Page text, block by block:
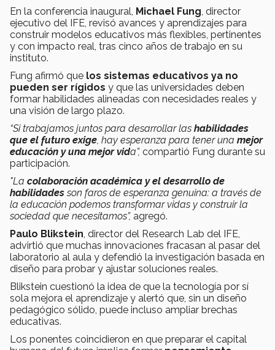
En la conferencia inaugural, Michael Fung, director
ejecutivo del IFE, revisó avances y aprendizajes para
construir modelos educativos más flexibles, pertinentes
y con impacto real, tras cinco años de trabajo en su
instituto.
Fung afirmó que los sistemas educativos ya no
pueden ser rígidos y que las universidades deben
formar habilidades alineadas con necesidades reales y
una visión de largo plazo.
“Si trabajamos juntos para desarrollar las habilidades
que el futuro exige, hay esperanza para tener una mejor
educación y una mejor vida”, compartió Fung durante su
participación.
"La colaboración académica y el desarrollo de
habilidadesson faros de esperanza genuina: a través de
la educación podemos transformar vidas y construir la
sociedad que necesitamos”, agregó.
Paulo Blikstein, director del Research Lab del IFE,
advirtió que muchas innovaciones fracasan al pasar del
laboratorio al aula y defendió la investigación basada en
diseño para probar y ajustar soluciones reales.
Blikstein cuestionó la idea de que la tecnología por sí
sola mejora el aprendizaje y alertó que, sin un diseño
pedagógico sólido, puede incluso ampliar brechas
educativas.
Los ponentes coincidieron en que preparar el capital